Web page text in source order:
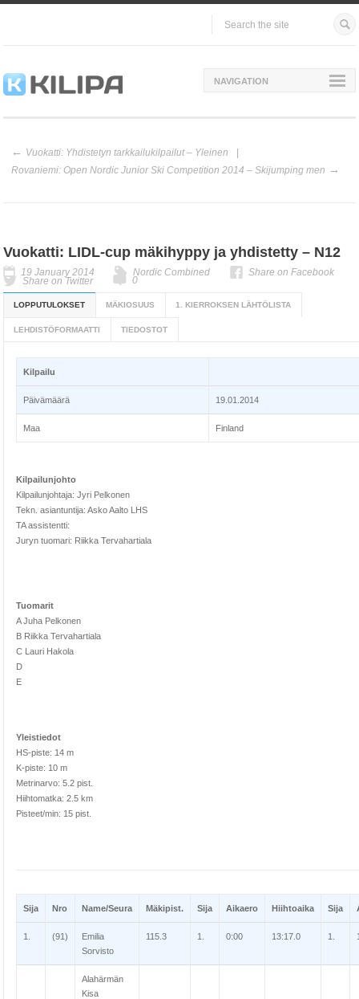
NAVIGATION
Vuokatti: Yhdistetyn tarkkailukilpailut – Yleinen
Rovaniemi: Open Nordic Junior Ski Competition 2014 – Skijumping men
Vuokatti: LIDL-cup mäkihyppy ja yhdistetty – N12
19 January 2014 Nordic Combined Share on Facebook
Share on Twitter 0
LOPPUTULOKSET MÄKIOSUUS 1. KIERROKSEN LÄHTÖLISTA
LEHDISTÖFORMAATTI TIEDOSTOT
Kilpailu
Päivämäärä 19.01.2014
Maa Finland
Kilpailunjohto
Kilpailunjohtaja: Jyri Pelkonen
Tekn. asiantuntija: Asko Aalto LHS
TA assistentti:
Juryn tuomari: Riikka Tervahartiala
Tuomarit
A Juha Pelkonen
B Riikka Tervahartiala
C Lauri Hakola
D
E
Yleistiedot
HS-piste: 14 m
K-piste: 10 m
Metrinarvo: 5.2 pist.
Hiihtomatka: 2.5 km
Pisteet/min: 15 pist.
Sija Nro Name/Seura Mäkipist. Sija Aikaero Hiihtoaika Sija
1. (91)
Emilia
Sorvisto
115.3 1. 0:00 13:17.0 1.
Alahärmän
Kisa